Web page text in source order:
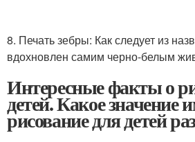
8. Печать зебры: Как следует из
вдохновлен самим черно-белым
Интересные факты о
детей. Какое значение
рисование для детей